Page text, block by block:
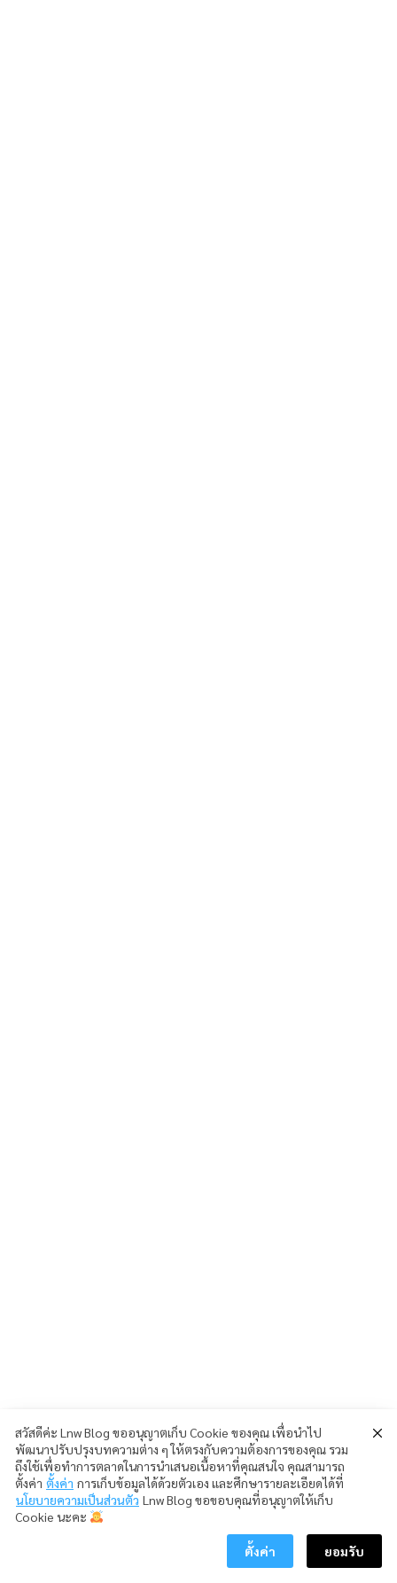
สวัสดีค่ะ Lnw Blog ขออนุญาตเก็บ Cookie ของคุณ เพื่อนำไป
พัฒนาปรับปรุงบทความต่าง ๆ ให้ตรงกับความต้องการของคุณ รวม
ถึงใช้เพื่อทำการตลาดในการนำเสนอเนื้อหาที่คุณสนใจ คุณสามารถ
ตั้งค่า ตั้งค่า การเก็บข้อมูลได้ด้วยตัวเอง และศึกษารายละเอียดได้ที่
นโยบายความเป็นส่วนตัว Lnw Blog ขอขอบคุณที่อนุญาตให้เก็บ
Cookie นะคะ
ตั้งค่า ยอมรับ